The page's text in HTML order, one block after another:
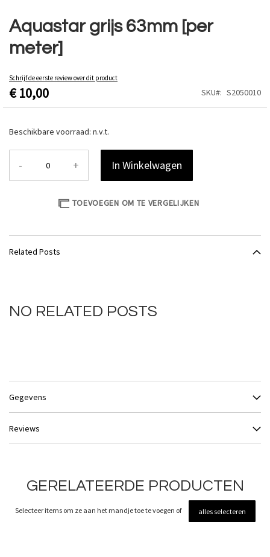
Aquastar grijs 63mm [per
meter]
Schrijf de eerste review over dit product
€ 10,00 SKU S2050010
Beschikbare voorraad: n.v.t.
- + In Winkelwagen
TOEVOEGEN OM TE VERGELIJKEN
naar
het
begin
van
afbeeldingen-
gallerij
Related Posts
NO RELATED POSTS
Gegevens
Reviews
GERELATEERDE PRODUCTEN
Selecteer items om ze aan het mandje toe te voegen of alles selecteren